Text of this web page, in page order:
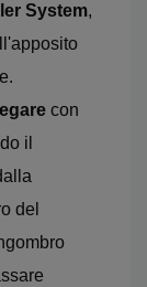
System,
con
il
del